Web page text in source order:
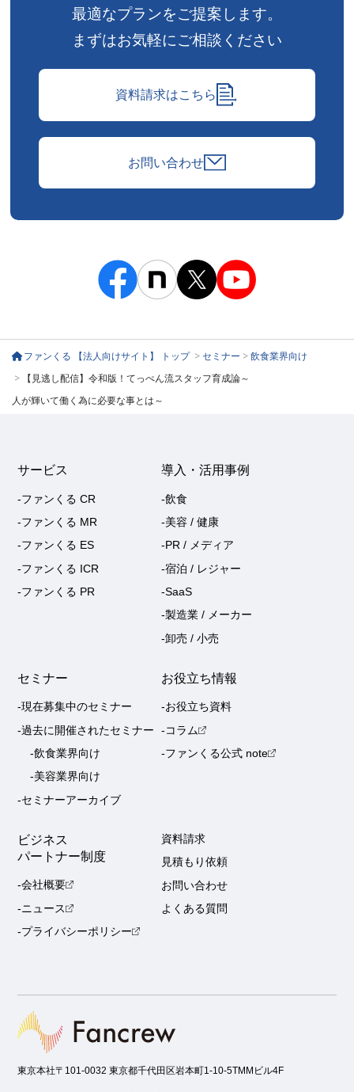
最適なプランをご提案します。
まずはお気軽にご相談ください
資料請求はこちら
お問い合わせ
ファンくる 【法人向けサイト】 トップ >セミナー >飲食業界向け
> 【見逃し配信】令和版！てっぺん流スタッフ育成論～
人が輝いて働く為に必要な事とは～
サービス
-ファンくる CR
-ファンくる MR
-ファンくる ES
-ファンくる ICR
-ファンくる PR
導入・活用事例
-飲食
-美容 / 健康
-PR / メディア
-宿泊 / レジャー
-SaaS
-製造業 / メーカー
-卸売 / 小売
セミナー
-現在募集中のセミナー
-過去に開催されたセミナー
-飲食業界向け
-美容業界向け
-セミナーアーカイブ
お役立ち情報
-お役立ち資料
-コラム
-ファンくる公式 note
ビジネス
パートナー制度
-会社概要
-ニュース
-プライバシーポリシー
資料請求
見積もり依頼
お問い合わせ
よくある質問
東京本社〒101-0032 東京都千代田区岩本町1-10-5TMMビル4F